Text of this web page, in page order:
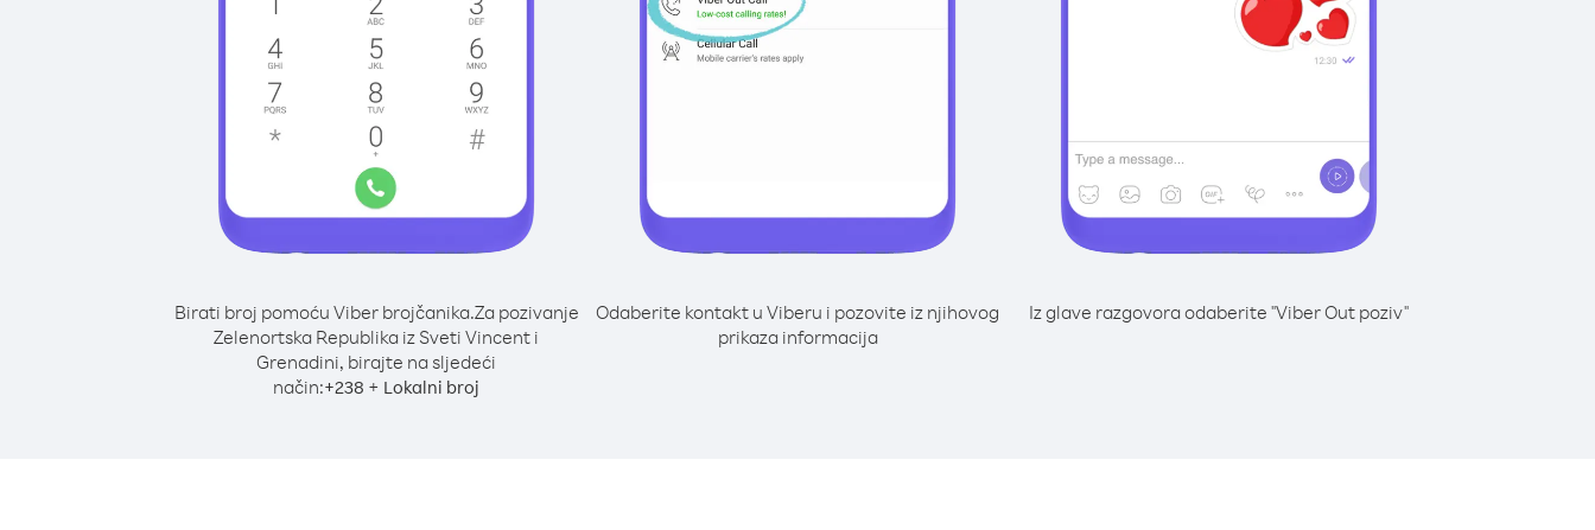
Birati broj pomoću Viber brojčanika.Za pozivanje
Zelenortska Republika iz Sveti Vincent i
Grenadini, birajte na sljedeći
način:+238 + Lokalni broj
Odaberite kontakt u Viberu i pozovite iz njihovog
prikaza informacija
Iz glave razgovora odaberite "Viber Out poziv"